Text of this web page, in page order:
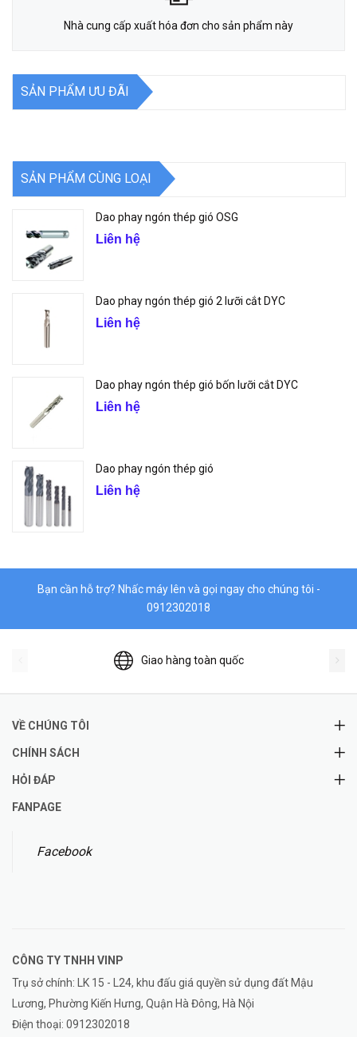
Nhà cung cấp xuất hóa đơn cho sản phẩm này
SẢN PHẨM ƯU ĐÃI
SẢN PHẨM CÙNG LOẠI
Dao phay ngón thép gió OSG
Liên hệ
Dao phay ngón thép gió 2 lưỡi cắt DYC
Liên hệ
Dao phay ngón thép gió bốn lưỡi cắt DYC
Liên hệ
Dao phay ngón thép gió
Liên hệ
Bạn cần hỗ trợ? Nhấc máy lên và gọi ngay cho chúng tôi -
0912302018
Giao hàng toàn quốc
VỀ CHÚNG TÔI
CHÍNH SÁCH
HỎI ĐÁP
FANPAGE
Facebook
CÔNG TY TNHH VINP
Trụ sở chính: LK 15 - L24, khu đấu giá quyền sử dụng đất Mậu
Lương, Phường Kiến Hưng, Quận Hà Đông, Hà Nội
Điện thoại: 0912302018